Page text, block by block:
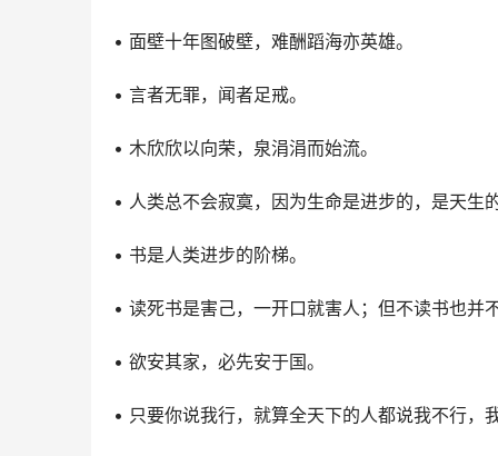
• 面壁十年图破壁，难酬蹈海亦英雄。
• 言者无罪，闻者足戒。
• 木欣欣以向荣，泉涓涓而始流。
• 人类总不会寂寞，因为生命是进步的，是天生的
• 书是人类进步的阶梯。
• 读死书是害己，一开口就害人；但不读书也并
• 欲安其家，必先安于国。
• 只要你说我行，就算全天下的人都说我不行，